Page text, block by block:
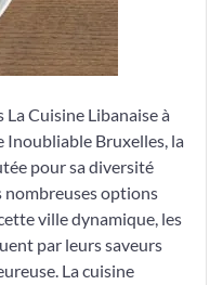
Cuisine Libanaise à
Inoubliable Bruxelles, la
pour sa diversité
nombreuses options
ville dynamique, les
par leurs saveurs
La cuisine